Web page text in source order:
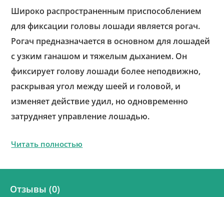
Широко распространенным приспособлением
для фиксации головы лошади является рогач.
Рогач предназначается в основном для лошадей
с узким ганашом и тяжелым дыханием. Он
фиксирует голову лошади более неподвижно,
раскрывая угол между шеей и головой, и
изменяет действие удил, но одновременно
затрудняет управление лошадью.
Читать полностью
Отзывы (0)